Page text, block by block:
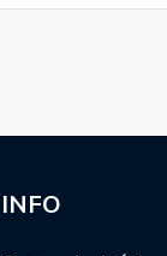
INFO